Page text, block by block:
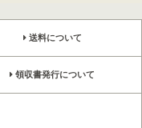
送料について
領収書発行について